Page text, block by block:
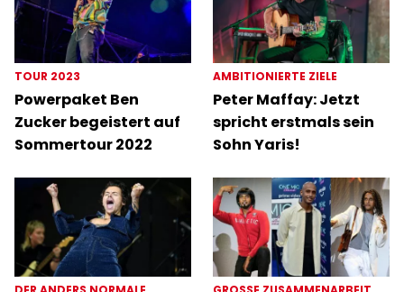
TOUR 2023
Powerpaket Ben
Zucker begeistert auf
Sommertour 2022
AMBITIONIERTE ZIELE
Peter Maffay: Jetzt
spricht erstmals sein
Sohn Yaris!